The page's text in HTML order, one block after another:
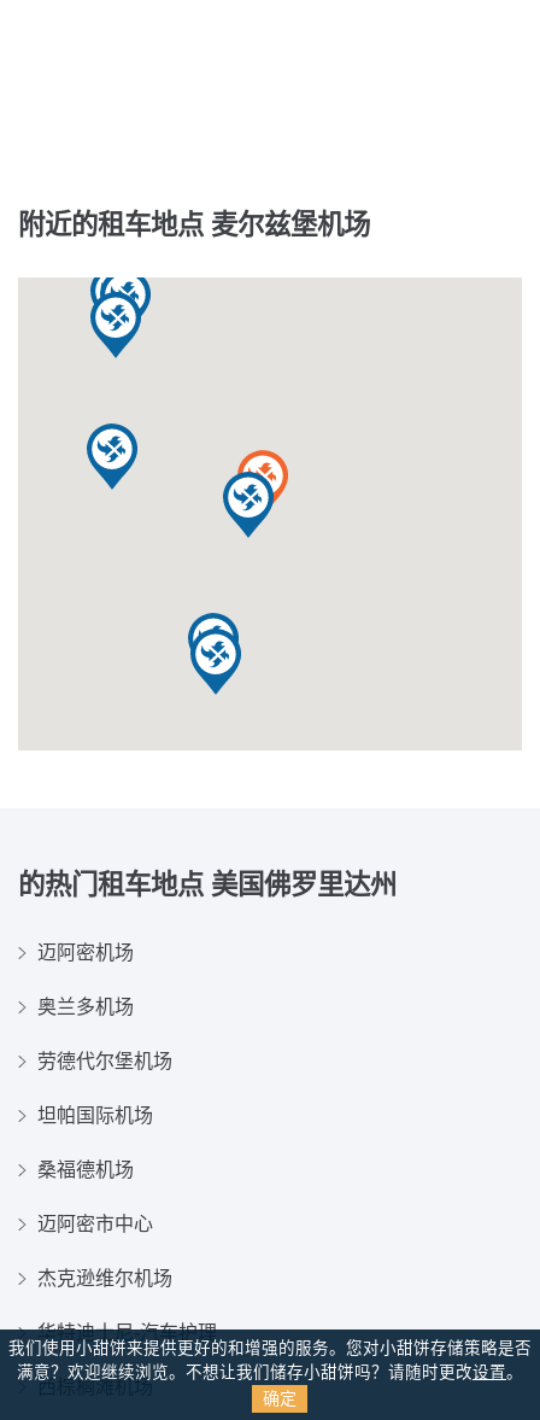
附近的租车地点 麦尔兹堡机场
的热门租车地点 美国佛罗里达州
迈阿密机场
奥兰多机场
劳德代尔堡机场
坦帕国际机场
桑福德机场
迈阿密市中心
杰克逊维尔机场
华特迪士尼-汽车护理
西棕榈滩机场
我们使用小甜饼来提供更好的和增强的服务。您对小甜饼存储策略是否
满意？ 欢迎继续浏览。不想让我们储存小甜饼吗？请随时更改设置。
确定